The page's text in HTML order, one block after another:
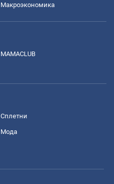
Mакроэкономика
MAMACLUB
Сплетни
Мода